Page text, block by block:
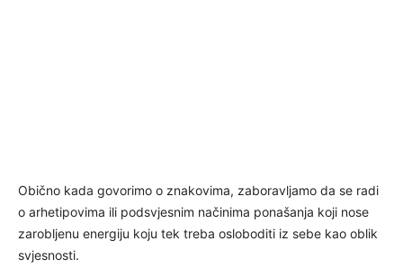
Obično kada govorimo o znakovima, zaboravljamo da se radi
o arhetipovima ili podsvjesnim načinima ponašanja koji nose
zarobljenu energiju koju tek treba osloboditi iz sebe kao oblik
svjesnosti.